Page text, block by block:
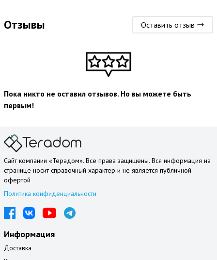
Отзывы Оставить отзыв
Пока никто не оставил отзывов. Но вы можете быть
первым!
Сайт компании «Терадом». Все права защищены. Вся информация на
странице носит справочный характер и не является публичной
офертой
Политика конфиденциальности
Информация
Доставка